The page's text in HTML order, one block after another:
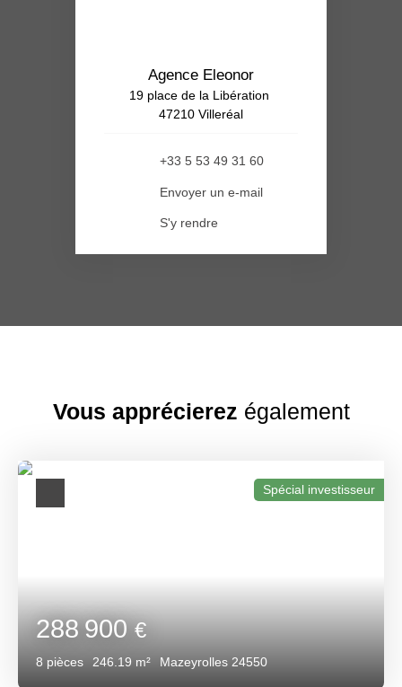
Agence Eleonor
19 place de la Libération
47210 Villeréal
+33 5 53 49 31 60
Envoyer un e-mail
S'y rendre
Vous apprécierez également
288 900€
8 pièces 246.19 m² Mazeyrolles 24550
Spécial investisseur